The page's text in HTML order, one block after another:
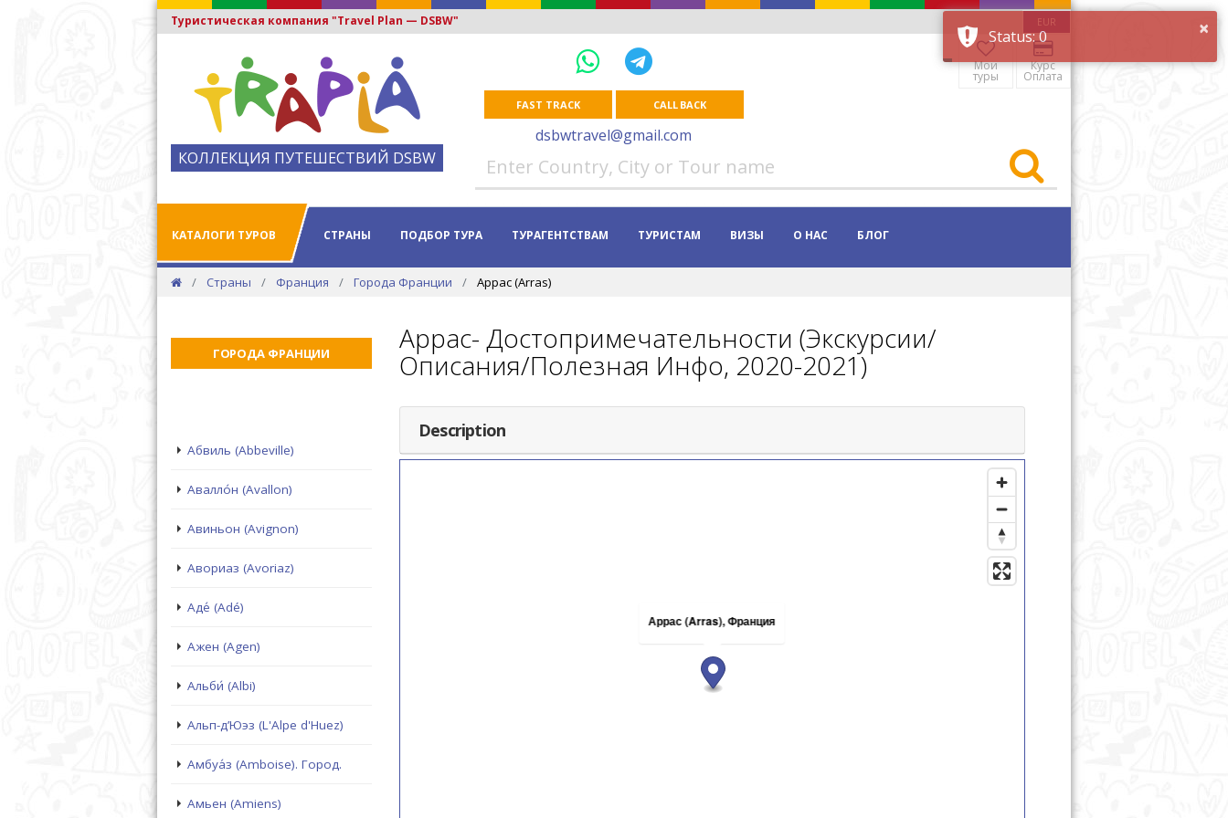
Туристическая компания "Travel Plan — DSBW" EUR
КОЛЛЕКЦИЯ ПУТЕШЕСТВИЙ DSBW
FAST TRACK CALL BACK
dsbwtravel@gmail.com
Мои
туры
Курс
Оплата
КАТАЛОГИ ТУРОВ СТРАНЫ ПОДБОР ТУРА ТУРАГЕНТСТВАМ ТУРИСТАМ ВИЗЫ О НАС БЛОГ
Страны Франция Города Франции Аррас (Arras)
ГОРОДА ФРАНЦИИ
Абвиль (Abbeville)
Авалло́н (Avallon)
Авиньон (Avignon)
Авориаз (Avoriaz)
Аде́ (Adé)
Ажен (Agen)
Альби́ (Albi)
Альп-д’Юэз (L'Alpe d'Huez)
Амбуа́з (Amboise). Город.
Амьен (Amiens)
Аррас- Достопримечательности (Экскурсии/
Описания/Полезная Инфо, 2020-2021)
Description
Аррас (Arras), Франция